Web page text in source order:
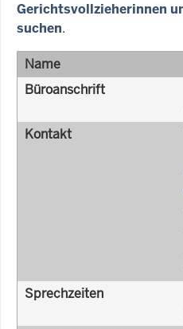
Gerichtsvollzieherinnen
suchen.
Name
Büroanschrift
Kontakt
Sprechzeiten